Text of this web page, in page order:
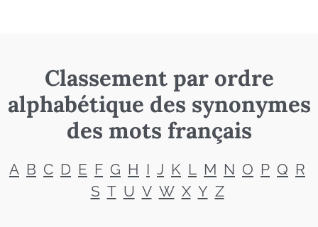
Classement par ordre
alphabétique des synonymes
des mots français
A B C D E F G H I J K L M N O P Q R
S T U V W X Y Z